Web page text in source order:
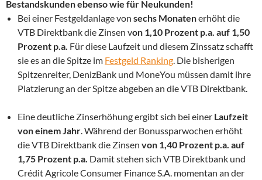
Bestandskunden ebenso wie für Neukunden!
Bei einer Festgeldanlage von sechs Monatenerhöht die
VTB Direktbank die Zinsen von 1,10 Prozent p.a. auf 1,50
Prozent p.a. Für diese Laufzeit und diesem Zinssatz schafft
sie es an die Spitze im Festgeld Ranking. Die bisherigen
Spitzenreiter, DenizBank und MoneYou müssen damit ihre
Platzierung an der Spitze abgeben an die VTB Direktbank.
Eine deutliche Zinserhöhung ergibt sich bei einer Laufzeit
von einem Jahr. Während der Bonussparwochen erhöht
die VTB Direktbank die Zinsen von 1,40 Prozent p.a. auf
1,75 Prozent p.a. Damit stehen sich VTB Direktbank und
Crédit Agricole Consumer Finance S.A. momentan an der